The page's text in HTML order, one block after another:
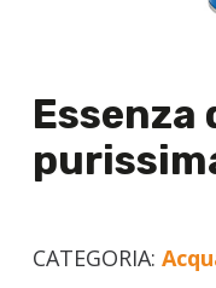
CATEGORIA: